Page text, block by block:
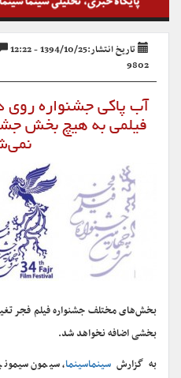
تاریخ انتشار:1394/10/25 - 12:22
9802
آب پاکی جشنواره
فیلمی به هیچ بخش
بخش‌های مختلف جشنواره فیلم فجر
بخشی اضافه نخواهد شد.
به گزارش سینماسینما، سیمون